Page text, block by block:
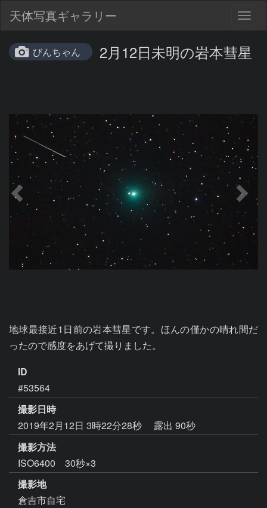
天体写真ギャラリー
びんちゃん 2月12日未明の岩本彗星
地球最接近1日前の岩本彗星です。ほんの僅かの晴れ間だ
ったので感度をあげて撮りました。
ID
#53564
撮影日時
2019年2月12日 3時22分28秒
露出 90秒
撮影方法
ISO6400 30秒×3
撮影地
倉吉市自宅